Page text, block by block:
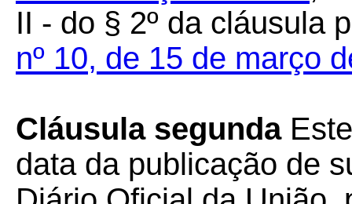
II - do § 2º da cláusula
nº 10, de 15 de março
Cláusula segunda
data da publicação de